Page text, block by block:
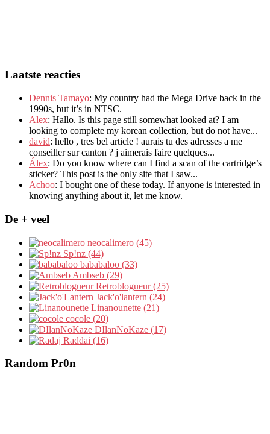
Laatste reacties
Dennis Tamayo: My country had the Mega Drive back in the
1990s, but it’s in NTSC.
Alex: Hallo. Is this page still somewhat looked at? I am
looking to complete my korean collection, but do not have...
david: hello , tres bel article ! aurais tu des adresses a me
conseiller sur canton ? j aimerais faire quelques...
Álex: Do you know where can I find a scan of the cartridge’s
sticker? This post is the only site that I saw...
Achoo: I bought one of these today. If anyone is interested in
knowing anything about it, let me know.
De + veel
neocalimero (45)
Sp!nz (44)
bababaloo (33)
Ambseb (29)
Retroblogueur (25)
Jack'o'lantern (24)
Linanounette (21)
cocole (20)
DIlanNoKaze (17)
Raddai (16)
Random Pr0n